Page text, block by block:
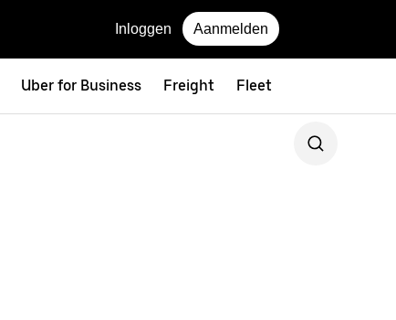
Inloggen Aanmelden
Uber for Business Freight Fleet